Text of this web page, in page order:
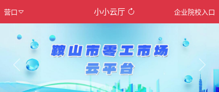
营口 小小云厅 企业院校入口
Previous Next